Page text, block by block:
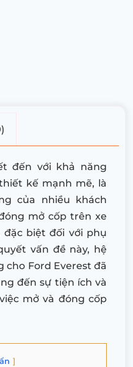
đến với khả năng
kế mạnh mẽ, là
của nhiều khách
mở cốp trên xe
biệt đối với phụ
vấn đề này, hệ
Ford Everest đã
đến sự tiện ích và
mở và đóng cốp
ẩn